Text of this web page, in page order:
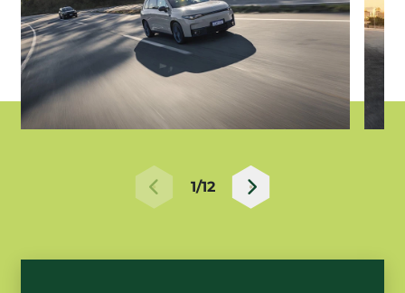
1/12